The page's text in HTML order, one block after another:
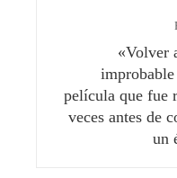
«Volver
película que fue
veces antes de
un